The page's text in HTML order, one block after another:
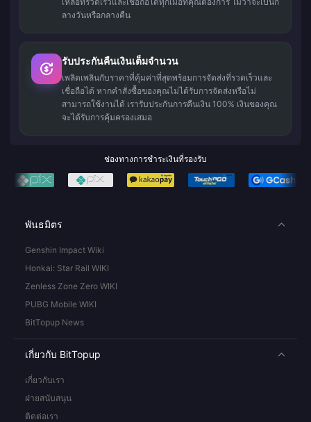
ลางวันหรือกลางคืน
รับประกันคืนเงินเต็มจำนวน
เพลิดเพลินกับราคาที่คุ้มค่าที่สุดพร้อมการจัดส่งที่รวดเร็วและ
เชื่อถือได้ หากคำสั่งซื้อของคุณไม่ได้รับการจัดส่งหรือไม่
สามารถใช้งานได้ เรารับประกันการคืนเงิน 100% เงินของคุณ
จะได้รับการคุ้มครองเสมอ
ช่องทางการชำระเงินที่รองรับ
พันธมิตร
Genshin Impact Wiki
Honkai: Star Rail WIKI
Zenless Zone Zero WIKI
PUBG Mobile WIKI
BitTopup News
เกี่ยวกับ BitTopup
เกี่ยวกับเรา
ฝ่ายสนับสนุน
ติดต่อเรา